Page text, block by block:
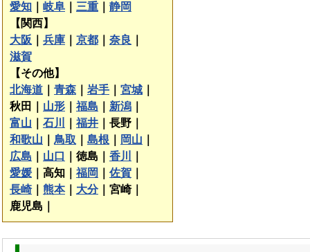
愛知
岐阜 三重
静岡
【関西】
大阪
兵庫 京都 奈良
滋賀
【その他】
北海道
青森 岩手 宮城
秋田｜ 山形 福島 新潟
富山
石川 福井
長野｜
和歌山
鳥取 島根 岡山
広島
山口 徳島｜ 香川
愛媛
高知｜ 福岡 佐賀
長崎｜ 熊本｜ 大分｜ 宮崎｜
鹿児島｜